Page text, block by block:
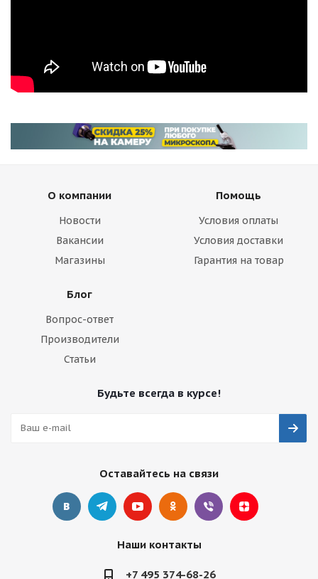
О компании
Новости
Вакансии
Магазины
Помощь
Условия оплаты
Условия доставки
Гарантия на товар
Блог
Вопрос-ответ
Производители
Статьи
Будьте всегда в курсе!
Оставайтесь на связи
Наши контакты
+7 495 374-68-26